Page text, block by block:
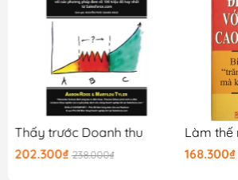
Thấy trước Doanh thu
202.300₫ 238.000₫
168.300₫